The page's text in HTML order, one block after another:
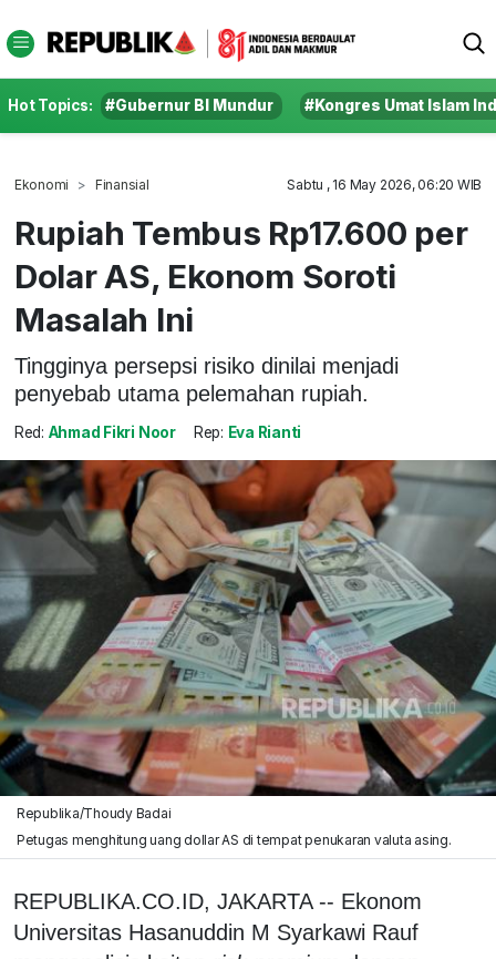
Hot Topics: #Gubernur BI Mundur #Kongres Umat Islam
Ekonomi Finansial Sabtu , 16 May 2026, 06:20 WIB
Rupiah Tembus Rp17.600 per
Dolar AS, Ekonom Soroti
Masalah Ini
Tingginya persepsi risiko dinilai menjadi
penyebab utama pelemahan rupiah.
Red: Ahmad Fikri Noor Rep: Eva Rianti
Republika/Thoudy Badai
Petugas menghitung uang dollar AS di tempat penukaran valuta asing.
REPUBLIKA.CO.ID, JAKARTA -- Ekonom
Universitas Hasanuddin M Syarkawi Rauf